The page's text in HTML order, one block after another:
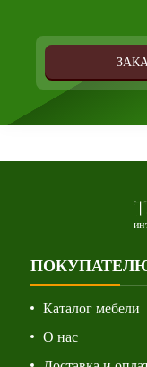
Каталог мебели
О нас